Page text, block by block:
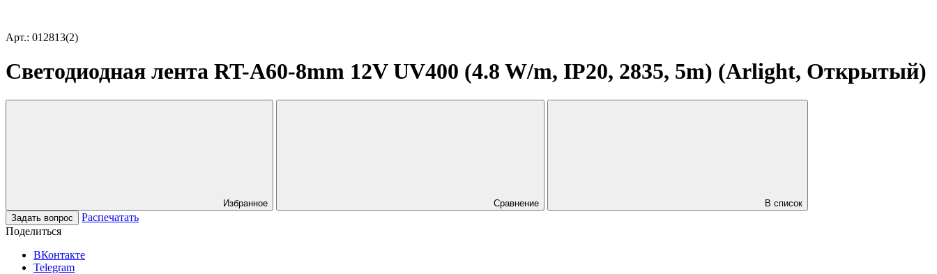
Арт.: 012813(2)
Светодиодная лента RT-A60-8mm 12V UV400 (4.8 W/m, IP20, 2835, 5m) (Arlight, Открытый)
Избранное Сравнение
В список
Задать вопрос
Распечатать
Поделиться
ВКонтакте
Telegram